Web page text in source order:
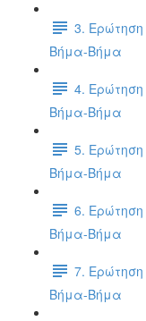
3.
Βήμα-Βήμα
4.
Βήμα-Βήμα
5.
Βήμα-Βήμα
6.
Βήμα-Βήμα
7.
Βήμα-Βήμα